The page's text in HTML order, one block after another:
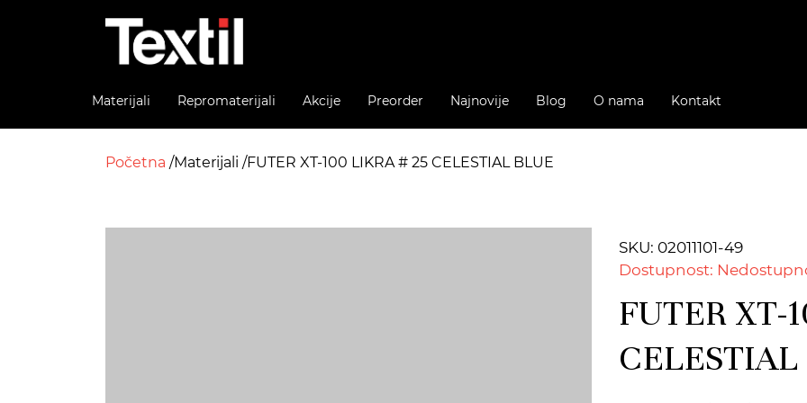
Materijali Repromaterijali Akcije Preorder Najnovije Blog O nama Kontakt
Početna Materijali FUTER XT-100 LIKRA # 25 CELESTIAL BLUE
SKU: 02011101-49
Dostupnost:
FUTER XT-